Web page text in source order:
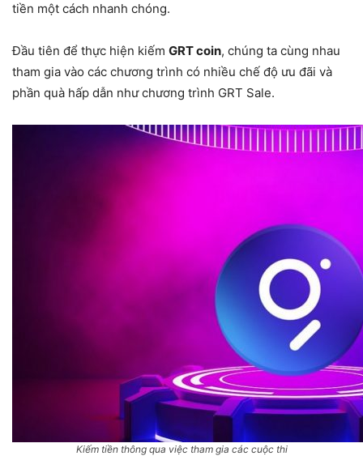
tiền một cách nhanh chóng.
Đầu tiên để thực hiện kiếm GRT coin, chúng ta cùng nhau
tham gia vào các chương trình có nhiều chế độ ưu đãi và
phần quà hấp dẫn như chương trình GRT Sale.
Kiếm tiền thông qua việc tham gia các cuộc thi